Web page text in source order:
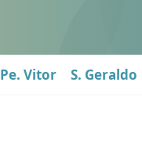
Pe. Vitor S. Geraldo